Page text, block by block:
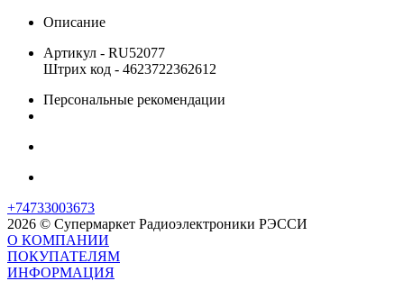
Описание
Артикул - RU52077
Штрих код - 4623722362612
Персональные рекомендации
+74733003673
2026 © Супермаркет Радиоэлектроники РЭССИ
О КОМПАНИИ
ПОКУПАТЕЛЯМ
ИНФОРМАЦИЯ